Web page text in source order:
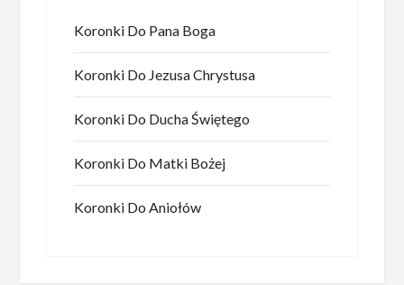
Koronki Do Pana Boga
Koronki Do Jezusa Chrystusa
Koronki Do Ducha Świętego
Koronki Do Matki Bożej
Koronki Do Aniołów